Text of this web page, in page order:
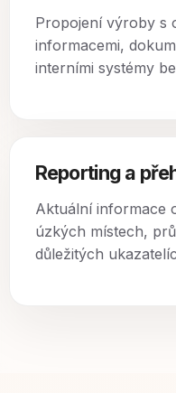
Propojení výroby s
informacemi,
interními systémy
Reporting a
Aktuální informace
úzkých místech,
důležitých